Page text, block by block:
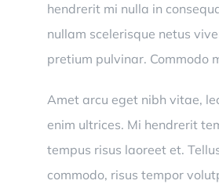
hendrerit mi nulla in
nullam scelerisque netus
pretium pulvinar. Commodo
Amet arcu eget nibh vitae,
enim ultrices. Mi hendrerit
tempus risus laoreet et.
commodo, risus tempor